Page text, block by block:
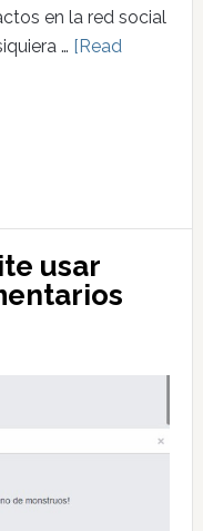
en la red social
… [Read
usar